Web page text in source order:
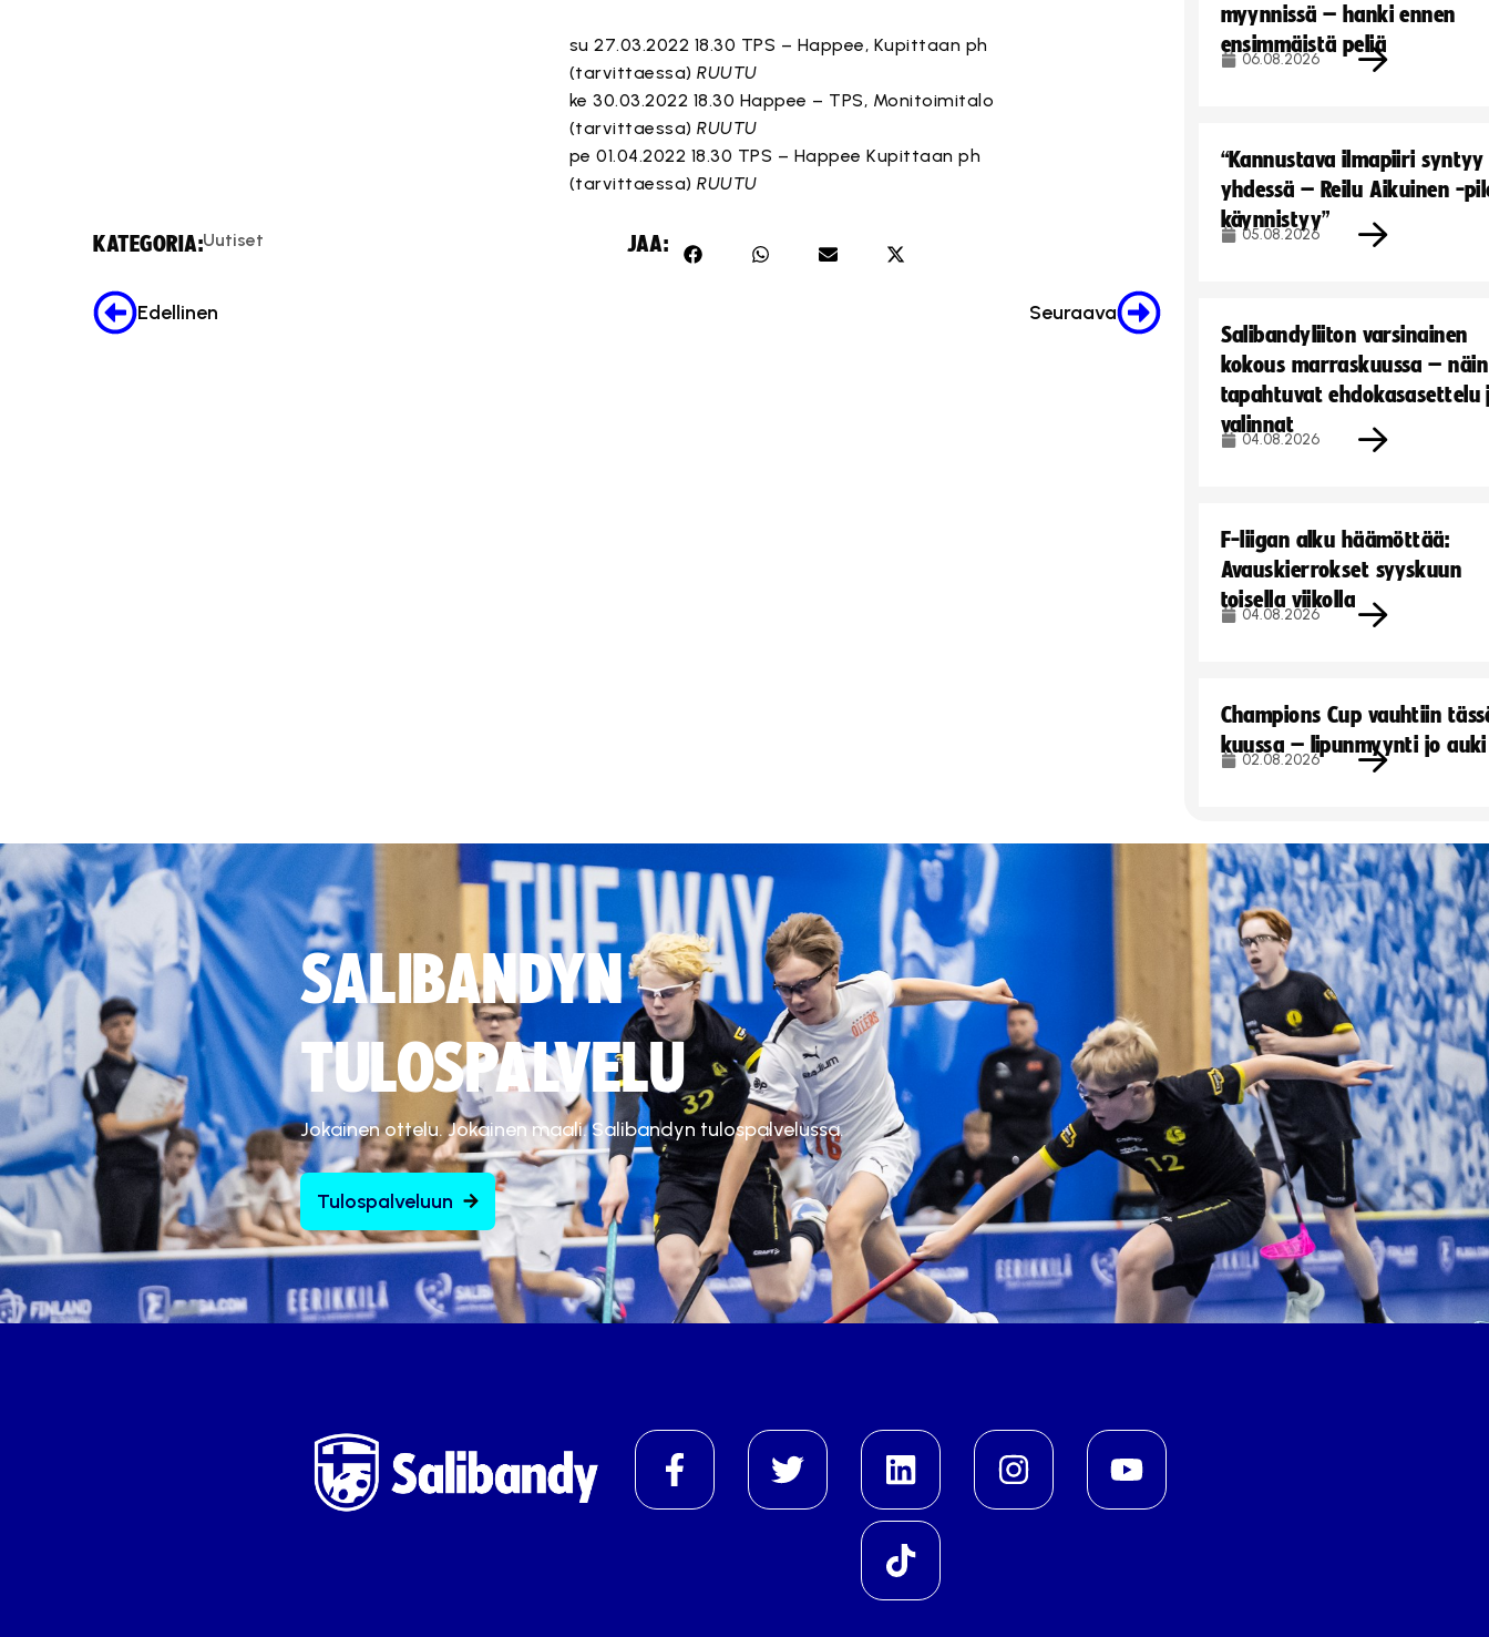
su 27.03.2022 18.30 TPS – Happee, Kupittaan ph
(tarvittaessa)RUUTU
ke 30.03.2022 18.30 Happee – TPS, Monitoimitalo
(tarvittaessa) RUUTU
pe 01.04.2022 18.30 TPS – Happee Kupittaan ph
(tarvittaessa)RUUTU
KATEGORIA:Uutiset JAA:
Edellinen Seuraava
myynnissä – hanki ennen
ensimmäistä peliä
06.08.2026
“Kannustava ilmapiiri syntyy
yhdessä – Reilu Aikuinen -
käynnistyy”
05.08.2026
Salibandyliiton varsinainen
kokous marraskuussa – näin
tapahtuvat ehdokasasettelu
valinnat
04.08.2026
F-liigan alku häämöttää:
Avauskierrokset syyskuun
toisella viikolla
04.08.2026
Champions Cup vauhtiin
kuussa – lipunmyynti jo auki
02.08.2026
SALIBANDYN
TULOSPALVELU
Jokainen ottelu. Jokainen maali. Salibandyn tulospalvelussa.
Tulospalveluun